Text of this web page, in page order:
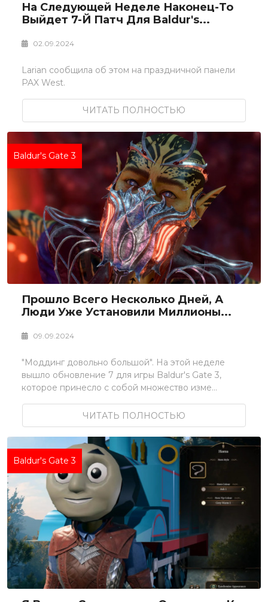
На Следующей Неделе Наконец-То
Выйдет 7-Й Патч Для Baldur's...
02.09.2024
Larian сообщила об этом на праздничной панели
PAX West.
ЧИТАТЬ ПОЛНОСТЬЮ
Baldur's Gate 3
Прошло Всего Несколько Дней, А
Люди Уже Установили Миллионы...
09.09.2024
"Моддинг довольно большой". На этой неделе
вышло обновление 7 для игры Baldur's Gate 3,
которое принесло с собой множество изме...
ЧИТАТЬ ПОЛНОСТЬЮ
Baldur's Gate 3